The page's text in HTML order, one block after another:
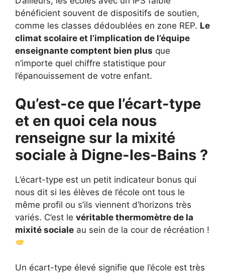
bénéficient souvent de dispositifs de soutien,
comme les classes dédoublées en zone REP. Le
climat scolaire et l’implication de l’équipe
enseignante comptent bien plus que
n’importe quel chiffre statistique pour
l’épanouissement de votre enfant.
Qu’est-ce que l’écart-type
et en quoi cela nous
renseigne sur la mixité
sociale à Digne-les-Bains ?
L’écart-type est un petit indicateur bonus qui
nous dit si les élèves de l’école ont tous le
même profil ou s’ils viennent d’horizons très
variés. C’est le véritable thermomètre de la
mixité sociale au sein de la cour de récréation !
Un écart-type élevé signifie que l’école est très